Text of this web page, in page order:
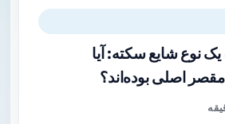
نوع شایع سکته: آیا
اصلی بوده‌اند؟